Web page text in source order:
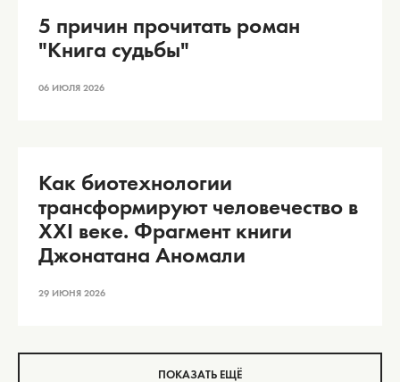
5 причин прочитать роман
"Книга судьбы"
06 ИЮЛЯ 2026
Как биотехнологии
трансформируют человечество в
XXI веке. Фрагмент книги
Джонатана Аномали
29 ИЮНЯ 2026
ПОКАЗАТЬ ЕЩЁ